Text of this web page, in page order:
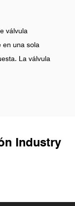
válvula
en una sola
La válvula
Industry